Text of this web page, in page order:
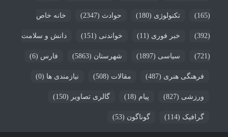
(165) تکنولوژی (180) حوادث (2347) خانه خاص
(392) خبر فوری (11) خواندنی (151) دانش و سلامت
(721) سیاسی (1897) شهرستان (5863) فارس (6)
فرهنگی هنری (487) مقالات (508) نیازمندی ها (0)
ورزشی (827) پیام (18) گالری تصاویر (150)
گرافیک (114) گوناگون (53)